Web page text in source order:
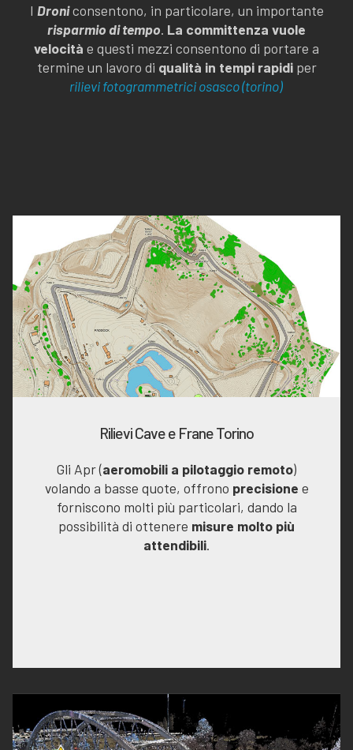
I Droniconsentono, in particolare, un importante
risparmio di tempo. La committenza vuole
velocità e questi mezzi consentono di portare a
termine un lavoro di qualità in tempi rapidiper
rilievi fotogrammetrici osasco (torino)
Rilievi Cave e Frane Torino
Gli Apr (aeromobili a pilotaggio remoto)
volando a basse quote, offrono precisione e
forniscono molti più particolari, dando la
possibilità di ottenere misure molto più
attendibili.